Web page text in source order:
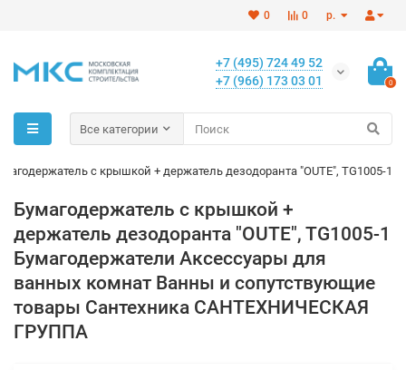
р.
0
0
+7 (495) 724 49 52
+7 (966) 173 03 01
0
Все категории
с крышкой + держатель дезодоранта "OUTE", TG1005-1
Бумагодержатель с крышкой +
держатель дезодоранта "OUTE", TG1005-1
Бумагодержатели Аксессуары для
ванных комнат Ванны и сопутствующие
товары Сантехника САНТЕХНИЧЕСКАЯ
ГРУППА